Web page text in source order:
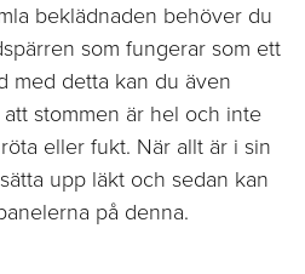
beklädnaden behöver du
som fungerar som ett
med detta kan du även
stommen är hel och inte
eller fukt. När allt är i sin
upp läkt och sedan kan
på denna.